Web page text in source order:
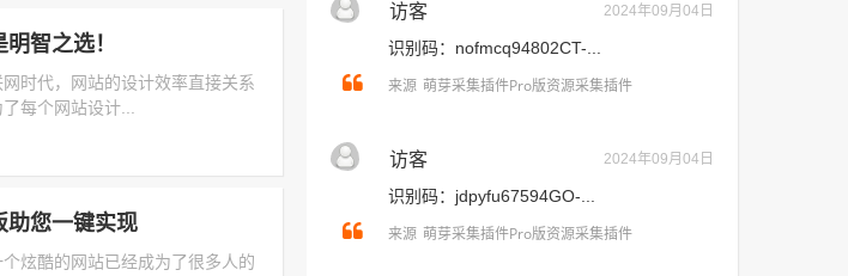
智之选！
时代，网站的设计效率直接关系
每个网站设计...
助您一键实现
炫酷的网站已经成为了很多人的
访客 2024年09月04日
识别码：nofmcq94802CT-...
来源 萌芽采集插件Pro版资源采集插件
访客 2024年09月04日
识别码：jdpyfu67594GO-...
来源 萌芽采集插件Pro版资源采集插件